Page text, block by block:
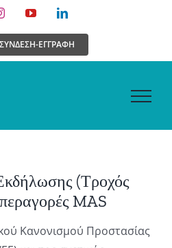
InstagramYouTubeLinkedIn
ΕΓΓΡΑΦΗ
(Τροχός
MAS
Κανονισμού Προστασίας